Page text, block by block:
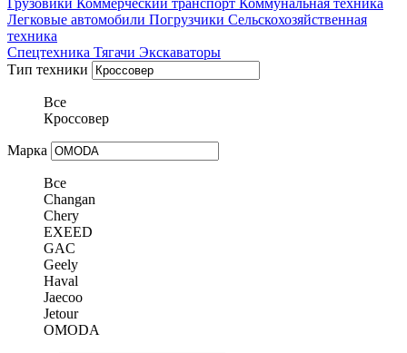
Грузовики Коммерческий транспорт Коммунальная техника
Легковые автомобили Погрузчики Сельскохозяйственная
техника
Спецтехника Тягачи Экскаваторы
Тип техники
Все
Кроссовер
Марка
Все
Changan
Chery
EXEED
GAC
Geely
Haval
Jaecoo
Jetour
OMODA